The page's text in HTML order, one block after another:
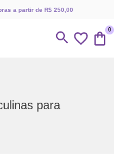
a partir de R$ 250,00
0
para